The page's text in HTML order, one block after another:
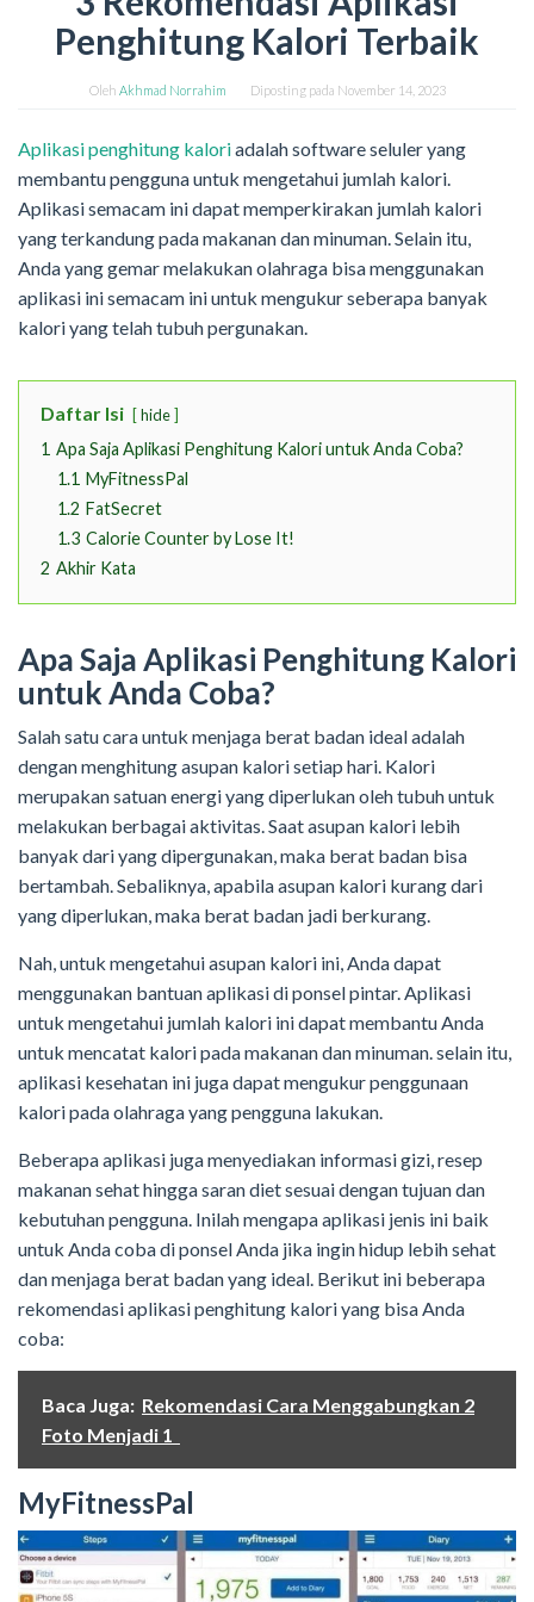
Penghitung Kalori Terbaik
Oleh Akhmad Norrahim Diposting pada November 14, 2023
Aplikasi penghitung kaloriadalah software seluler yang
membantu pengguna untuk mengetahui jumlah kalori.
Aplikasi semacam ini dapat memperkirakan jumlah kalori
yang terkandung pada makanan dan minuman. Selain itu,
Anda yang gemar melakukan olahraga bisa menggunakan
aplikasi ini semacam ini untuk mengukur seberapa banyak
kalori yang telah tubuh pergunakan.
Daftar Isi hide
1 Apa Saja Aplikasi Penghitung Kalori untuk Anda Coba?
1.1 MyFitnessPal
1.2 FatSecret
1.3 Calorie Counter by Lose It!
2 Akhir Kata
Apa Saja Aplikasi Penghitung Kalori
untuk Anda Coba?
Salah satu cara untuk menjaga berat badan ideal adalah
dengan menghitung asupan kalori setiap hari. Kalori
merupakan satuan energi yang diperlukan oleh tubuh untuk
melakukan berbagai aktivitas. Saat asupan kalori lebih
banyak dari yang dipergunakan, maka berat badan bisa
bertambah. Sebaliknya, apabila asupan kalori kurang dari
yang diperlukan, maka berat badan jadi berkurang.
Nah, untuk mengetahui asupan kalori ini, Anda dapat
menggunakan bantuan aplikasi di ponsel pintar. Aplikasi
untuk mengetahui jumlah kalori ini dapat membantu Anda
untuk mencatat kalori pada makanan dan minuman. selain itu,
aplikasi kesehatan ini juga dapat mengukur penggunaan
kalori pada olahraga yang pengguna lakukan.
Beberapa aplikasi juga menyediakan informasi gizi, resep
makanan sehat hingga saran diet sesuai dengan tujuan dan
kebutuhan pengguna. Inilah mengapa aplikasi jenis ini baik
untuk Anda coba di ponsel Anda jika ingin hidup lebih sehat
dan menjaga berat badan yang ideal. Berikut ini beberapa
rekomendasi aplikasi penghitung kalori yang bisa Anda
coba:
Baca Juga: Rekomendasi Cara Menggabungkan 2
Foto Menjadi 1
MyFitnessPal